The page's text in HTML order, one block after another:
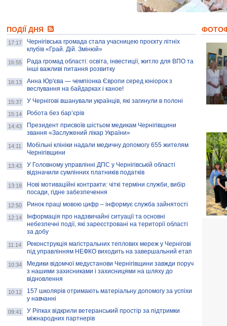
колекцію про війну, емоції та тварин
AB InBev Efes Україна підтримала
навчальний проєкт "Молодіжна бізнес-
школа", спрямований на розвиток
підприємництва у Чернігівській області
Золота тварина: видання Forbes
написало про чернігівця Патрона: хто і
скільки на ньому заробляє? І куди
витрачають?
ПОДІЇ ДНЯ
17:17
Чернігівська громада стала учасницею проєкту літніх
клубів «Грай. Дій. Змінюй»
16:55
Рада громад області: освіта, інвестиції, житло для ВПО та
інші важливі питання розвитку
16:13
Анна Юр'єва — чемпіонка Європи серед юніорок з
веслування на байдарках і каное!
15:37 У Чернігові вшанували українців, які загинули в полоні
15:14 Робота без бар’єрів
14:43
Президент присвоїв шістьом медикам Чернігівщини
звання «Заслужений лікар України»
14:11
Мобільні клініки надали медичну допомогу 655 жителям
Чернігівщини
13:43
У Головному управлінні ДПС у Чернігівській області
відзначили сумлінних платників податків
13:18
Нові мотиваційні контракти: чіткі терміни служби, вибір
посади, гідне забезпечення
12:50 Ринок праці мовою цифр – інформує служба зайнятості
12:14
Інформація про надзвичайні ситуації та основні
небезпечні події, які зареєстровані на території області
за добу
11:14
Реконструкція магістральних теплових мереж у Чернігові
під управлінням НЕФКО виходить на завершальний етап
10:34
Медики відомчої медустанови Чернігівщини завжди поруч
з нашими захисниками і захисницями на шляху до
відновлення
10:12
157 школярів отримають матеріальну допомогу за успіхи
у навчанні
09:41
У Ріпках відкрили ветеранський простір за підтримки
міжнародних партнерів